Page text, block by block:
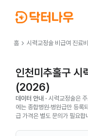
홈 chevron_right 시력교정술 비급여 진료비
인천미추홀구 시
(2026)
데이터 안내 · 시력교정술은
에는 종합병원·병원급만 등록
급 가격은 별도 문의가 필요합